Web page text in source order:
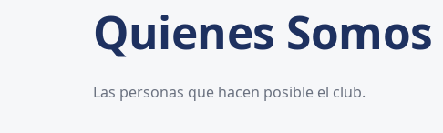
Quienes Somos
Las personas que hacen posible el club.